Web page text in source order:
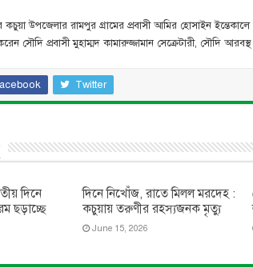
উপজেলার রামপুর গ্রামের প্রবাসী আমির হোসাইন
সৌদি প্রবাসী মুহাম্মদ কামারুজ্জামান সেক্রেটারী, সৌদি
Twitter
দিনে
ছড়াচ্ছে
দিনে নিখোঁজ, রাতে মিলল মরদেহ :
কচুয়ায় তরুণীর রহস্যজনক মৃত্যু
June 15, 2026